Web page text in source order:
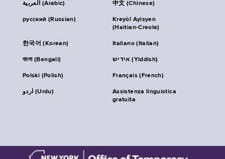
العربية (Arabic) 中文 (Chinese)
русский (Russian)
Kreyòl Ayisyen
(Haitian-Creole)
한국어 (Korean) Italiano (Italian)
বাংলা (Bengali) אידיש (Yiddish)
Polski (Polish) Français (French)
اردو (Urdu)
Assistenza linguistica
gratuita